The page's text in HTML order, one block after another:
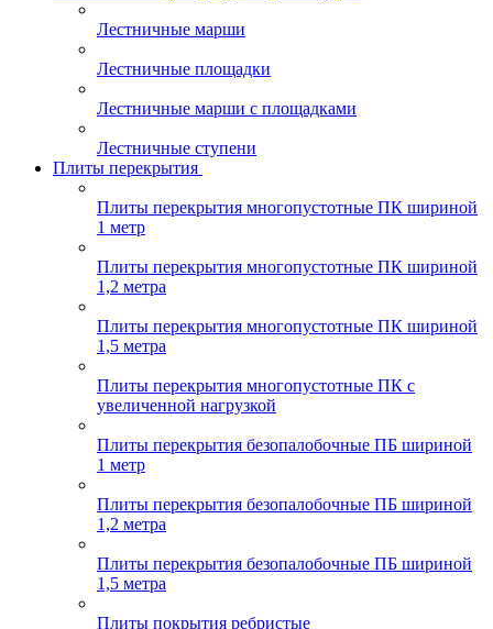
Лестничные марши
Лестничные площадки
Лестничные марши с площадками
Лестничные ступени
Плиты перекрытия
Плиты перекрытия многопустотные ПК шириной
1 метр
Плиты перекрытия многопустотные ПК шириной
1,2 метра
Плиты перекрытия многопустотные ПК шириной
1,5 метра
Плиты перекрытия многопустотные ПК с
увеличенной нагрузкой
Плиты перекрытия безопалобочные ПБ шириной
1 метр
Плиты перекрытия безопалобочные ПБ шириной
1,2 метра
Плиты перекрытия безопалобочные ПБ шириной
1,5 метра
Плиты покрытия ребристые